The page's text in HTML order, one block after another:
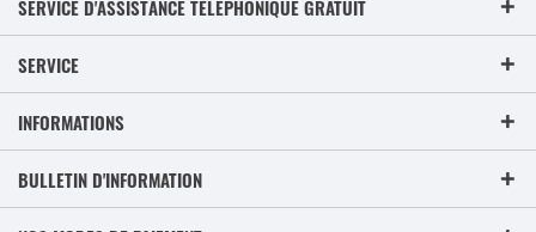
SERVICE D'ASSISTANCE TÉLÉPHONIQUE GRATUIT
SERVICE
INFORMATIONS
BULLETIN D'INFORMATION